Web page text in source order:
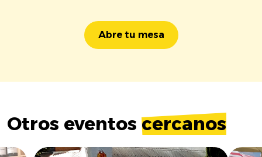
Abre tu mesa
Otros eventos cercanos